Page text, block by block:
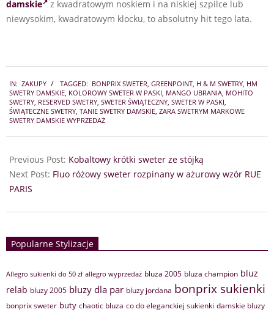
damskie
z kwadratowym noskiem i na niskiej szpilce lub
niewysokim, kwadratowym klocku, to absolutny hit tego lata.
11-
06
IN: ZAKUPY TAGGED: BONPRIX SWETER GREENPOINT H & M SWETRY HM
SWETRY DAMSKIE KOLOROWY SWETER W PASKI MANGO UBRANIA MOHITO
SWETRY RESERVED SWETRY SWETER ŚWIĄTECZNY SWETER W PASKI
ŚWIĄTECZNE SWETRY TANIE SWETRY DAMSKIE ZARA SWETRYM MARKOWE
SWETRY DAMSKIE WYPRZEDAŻ
Previous Post: Kobaltowy krótki sweter ze stójką
Next Post: Fluo różowy sweter rozpinany w ażurowy wzór RUE
PARIS
Popularne Stylizacje
Allegro sukienki do 50 zł allegro wyprzedaż bluza 2005 bluza champion bluz
relab bluzy 2005 bluzy dla par bluzy jordana bonprix sukienki
bonprix sweter buty chaotic bluza co do eleganckiej sukienki damskie bluzy